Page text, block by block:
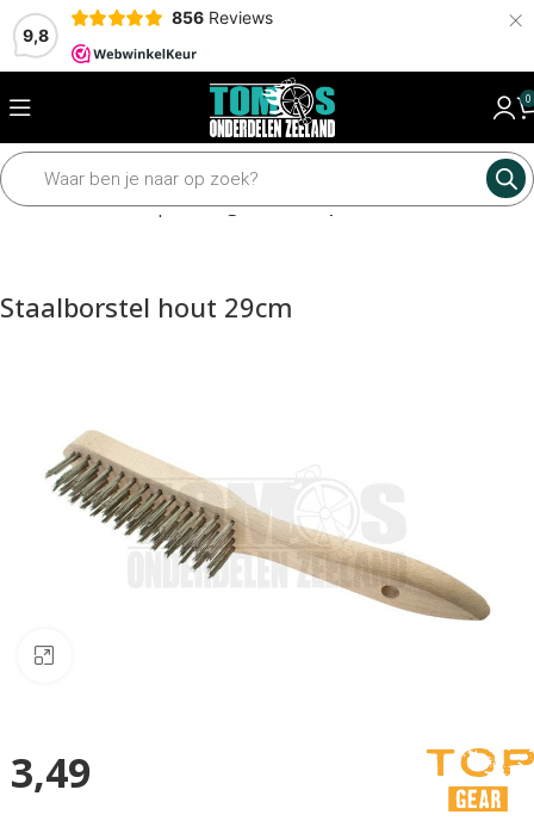
9,8
856 Reviews ×
0
Home Gereedschap Hand gereedschap
Staalborstel hout 29cm
3,49